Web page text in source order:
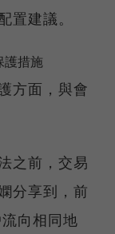
置建議。
護措施
方面，與會
之前，交易
分享到，前
向相同地